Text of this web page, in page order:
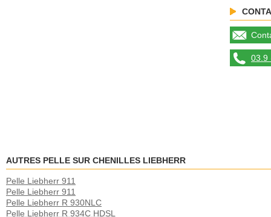
03.9
AUTRES PELLE SUR CHENILLES LIEBHERR
Pelle Liebherr 911
Pelle Liebherr 911
Pelle Liebherr R 930NLC
Pelle Liebherr R 934C HDSL